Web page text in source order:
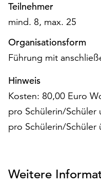
Teilnehmer
mind. 8, max. 25
Organisationsform
Führung mit
Hinweis
Kosten: 80,00 Euro
pro Schülerin/Schüler
pro Schülerin/Schüler
Weitere